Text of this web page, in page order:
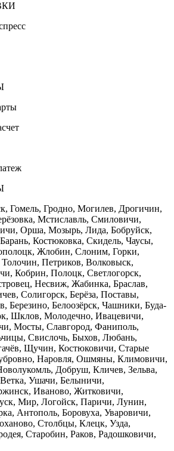
Гомель, Гродно, Могилев, Дрогичин,
Мстиславль, Смиловичи,
Орша, Мозырь, Лида, Бобруйск,
Костюковка, Скидель, Чаусы,
Жлобин, Слоним, Горки,
Петриков, Волковыск,
Кобрин, Полоцк, Светлогорск,
Несвиж, Жабинка, Браслав,
Солигорск, Берёза, Поставы,
Березино, Белоозёрск, Чашники, Буда-
Шклов, Молодечно, Ивацевичи,
Мосты, Славгород, Фаниполь,
Свислочь, Быхов, Любань,
Щучин, Костюковичи, Старые
Наровля, Ошмяны, Климовичи,
Добруш, Кличев, Зельва,
Ушачи, Белыничи,
Иваново, Житковичи,
Мир, Логойск, Паричи, Лунин,
Антополь, Боровуха, Уваровичи,
Столбцы, Клецк, Узда,
Старобин, Раков, Радошковичи,